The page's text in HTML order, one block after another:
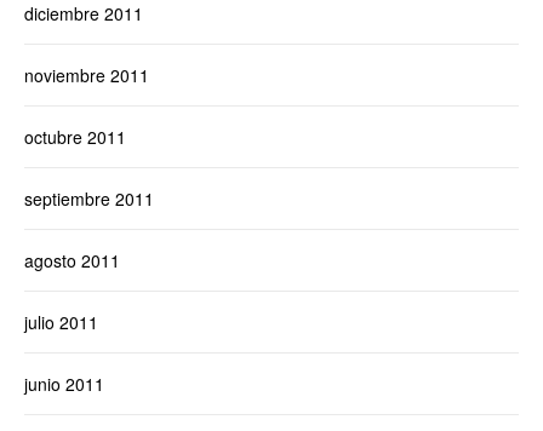
diciembre 2011
noviembre 2011
octubre 2011
septiembre 2011
agosto 2011
julio 2011
junio 2011